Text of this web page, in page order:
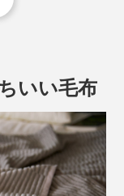
ン冷えを感じる
ら、羽織り代わ
る寝起きは、
コーヒーを淹れ
いい毛布